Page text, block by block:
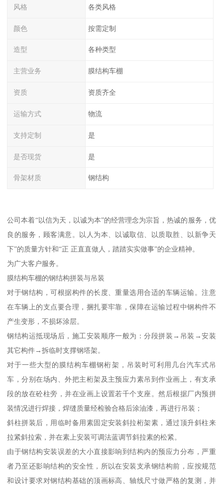
风格 各类风格
颜色 按需定制
造型 各种类型
主营业务 膜结构车棚
资质 资质齐全
运输方式 物流
支持定制 是
是否现货 是
骨架材质 钢结构
公司本着“以信为天，以诚为本”的经营理念为宗旨，热诚的服务，优
良的服务，顾客满意。以人为本、以诚取信、以质取胜、以新争天
下”的质量方针和“正 正直直做人，踏踏实实做事”的企业精神。
为广大客户服务。
膜结构车棚的钢结构拼装与吊装
对于钢结构，可根据构件的长度、重量选用合适的车辆运输。注意
在车辆上的支点要合理，捆扎要牢靠，保障在运输过程中钢构件不
产生变形，不损坏涂层。
钢结构运抵现场后，施工安装顺序一般为：分段拼装→吊装→安装
其它构件→拆临时支撑钢塔架。
对于一些大型的膜结构车棚钢桁架，吊装时可利用几台汽车式吊
车，分别在场内、外把主桁架及主预应力素吊到作业画上，有支承
段的放在砼柱旁，并在业画上设置若千个支座。然后根据厂内预拼
装情况进行焊接，焊缝质量经检验合格后涂油漆，再进行吊装；
斜柱拼装后，用临时备用素固定安装斜拉桁架素，通过顶升斜柱来
拉紧斜拉索，并在素上安装可调法蓝调节斜拉素的松紧。
由于钢结构安装误差的大小直接影响到结构内的预应力分布，严重
者乃至还影响结构的安全性，所以在安装支承钢结构前，应按规范
和设计要求对钢结构基础的顶画标高、轴线尺寸做严格的复测，并